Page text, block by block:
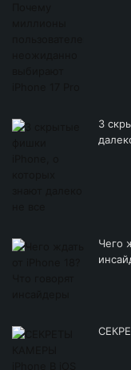
3
Чего